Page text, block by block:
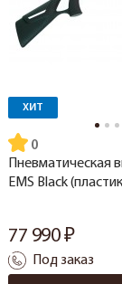
ХИТ
Пневматическая
EMS Black
77 990
Под заказ